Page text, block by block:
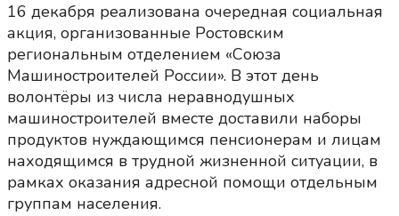
16 декабря реализована очередная социальная
акция, организованные Ростовским
региональным отделением «Союза
Машиностроителей России». В этот день
волонтёры из числа неравнодушных
машиностроителей вместе доставили наборы
продуктов нуждающимся пенсионерам и лицам
находящимся в трудной жизненной ситуации, в
рамках оказания адресной помощи отдельным
группам населения.